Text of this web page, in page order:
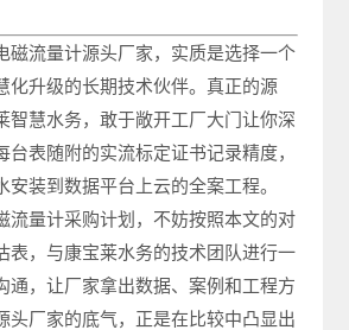
磁流量计源头厂家，实质是选择一个
化升级的长期技术伙伴。真正的源
智慧水务，敢于敞开工厂大门让你深
台表随附的实流标定证书记录精度，
安装到数据平台上云的全案工程。
流量计采购计划，不妨按照本文的对
表，与康宝莱水务的技术团队进行一
通，让厂家拿出数据、案例和工程方
头厂家的底气，正是在比较中凸显出